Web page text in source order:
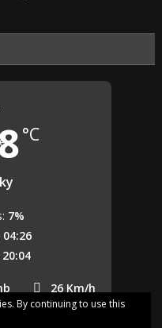
°C
26 Km/h
7%
04:26
20:04
By continuing to use this